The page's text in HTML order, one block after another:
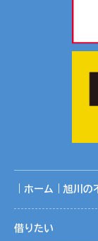
共同利用に
するために
共同利用し
共同利用す
共同利用す
囲です。
情報保護管
｜ホーム｜旭川
借りたい